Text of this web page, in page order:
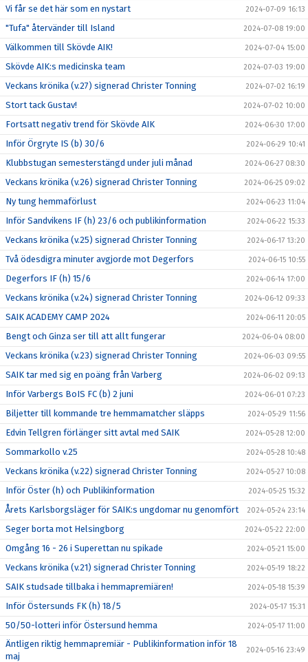
Vi får se det här som en nystart 2024-07-09 16:13
"Tufa" återvänder till Island 2024-07-08 19:00
Välkommen till Skövde AIK! 2024-07-04 15:00
Skövde AIK:s medicinska team 2024-07-03 19:00
Veckans krönika (v.27) signerad Christer Tonning 2024-07-02 16:19
Stort tack Gustav! 2024-07-02 10:00
Fortsatt negativ trend för Skövde AIK 2024-06-30 17:00
Inför Örgryte IS (b) 30/6 2024-06-29 10:41
Klubbstugan semesterstängd under juli månad 2024-06-27 08:30
Veckans krönika (v.26) signerad Christer Tonning 2024-06-25 09:02
Ny tung hemmaförlust 2024-06-23 11:04
Inför Sandvikens IF (h) 23/6 och publikinformation 2024-06-22 15:33
Veckans krönika (v.25) signerad Christer Tonning 2024-06-17 13:20
Två ödesdigra minuter avgjorde mot Degerfors 2024-06-15 10:55
Degerfors IF (h) 15/6 2024-06-14 17:00
Veckans krönika (v.24) signerad Christer Tonning 2024-06-12 09:33
SAIK ACADEMY CAMP 2024 2024-06-11 20:05
Bengt och Ginza ser till att allt fungerar 2024-06-04 08:00
Veckans krönika (v.23) signerad Christer Tonning 2024-06-03 09:55
SAIK tar med sig en poäng från Varberg 2024-06-02 09:13
Inför Varbergs BoIS FC (b) 2 juni 2024-06-01 07:23
Biljetter till kommande tre hemmamatcher släpps 2024-05-29 11:56
Edvin Tellgren förlänger sitt avtal med SAIK 2024-05-28 12:00
Sommarkollo v.25 2024-05-28 10:48
Veckans krönika (v.22) signerad Christer Tonning 2024-05-27 10:08
Inför Öster (h) och Publikinformation 2024-05-25 15:32
Årets Karlsborgsläger för SAIK:s ungdomar nu genomfört 2024-05-24 23:14
Seger borta mot Helsingborg 2024-05-22 22:00
Omgång 16 - 26 i Superettan nu spikade 2024-05-21 15:00
Veckans krönika (v.21) signerad Christer Tonning 2024-05-19 18:22
SAIK studsade tillbaka i hemmapremiären! 2024-05-18 15:39
Inför Östersunds FK (h) 18/5 2024-05-17 15:31
50/50-lotteri inför Östersund hemma 2024-05-17 11:00
Äntligen riktig hemmapremiär - Publikinformation inför 18
maj
2024-05-16 23:49